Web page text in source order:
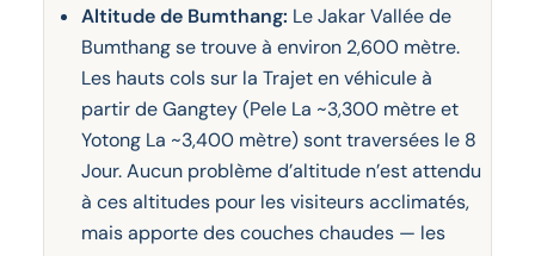
Altitude de Bumthang: Le Jakar Vallée de
Bumthang se trouve à environ 2,600 mètre.
Les hauts cols sur la Trajet en véhicule à
partir de Gangtey (Pele La ~3,300 mètre et
Yotong La ~3,400 mètre) sont traversées le 8
Jour. Aucun problème d’altitude n’est attendu
à ces altitudes pour les visiteurs acclimatés,
mais apporte des couches chaudes — les